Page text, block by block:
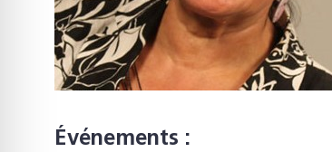
Événements :